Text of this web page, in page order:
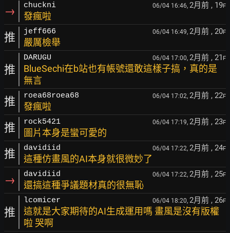
→ chuckni 06/04 16:46, 2月前 , 19F
發瘋啦
推 jeff666 06/04 16:49, 2月前 , 20F
嚴厲檢舉
推
DARUGU 06/04 17:00, 2月前 , 21 F
BlueSechi在b站也有帳號還敢這樣子搞，真的是
無言
推 roea68roea68 06/04 17:02, 2月前 , 22F
發瘋啦
推 rock5421 06/04 17:19, 2月前 , 23F
圖片本身是蠻可愛的
推 davidiid 06/04 17:22, 2月前 , 24F
這種仿畫風的AI本身就很微妙了
→ davidiid 06/04 17:22, 2月前 , 25F
還搞這種爭議題材真的很無恥
推
lcomicer 06/04 18:20, 2月前 , 26F
這就是大家期待的AI生成運用嗎 畫風是沒有版權
啦 哭啊